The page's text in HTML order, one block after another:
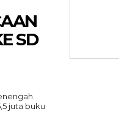
SD
juta buku